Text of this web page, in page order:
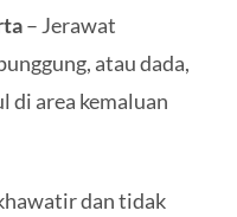
– Jerawat
atau dada,
di area kemaluan
dan tidak